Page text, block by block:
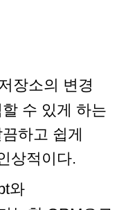
장소의 변경
수 있게 하는
하고 쉽게
상적이다.
와